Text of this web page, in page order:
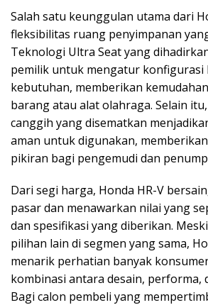
Salah satu keunggulan utama dari
fleksibilitas ruang penyimpanan
Teknologi Ultra Seat yang
pemilik untuk mengatur konfigurasi
kebutuhan, memberikan
barang atau alat olahraga. Selain
canggih yang disematkan
aman untuk digunakan,
pikiran bagi pengemudi dan
Dari segi harga, Honda HR-V
pasar dan menawarkan nilai yang
dan spesifikasi yang diberikan.
pilihan lain di segmen yang sama,
menarik perhatian banyak
kombinasi antara desain, performa,
Bagi calon pembeli yang